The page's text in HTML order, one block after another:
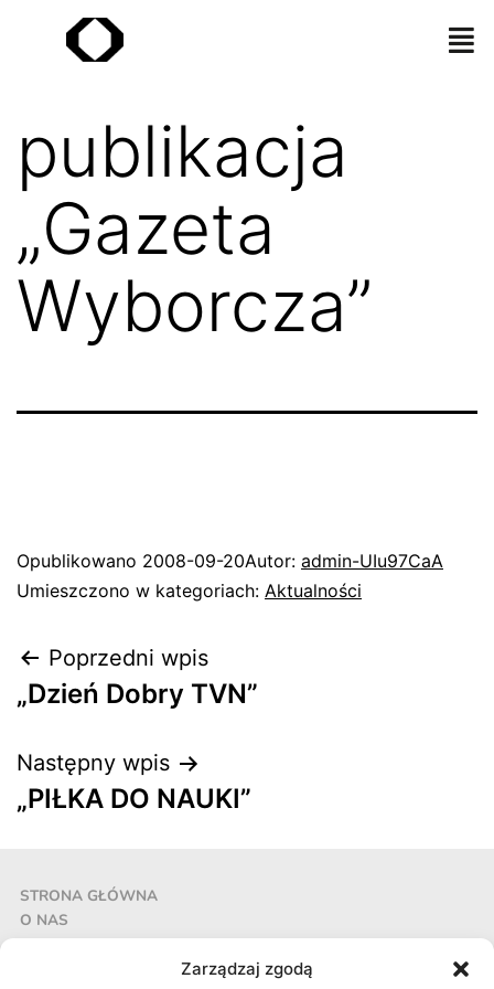
Zarządzaj zgodą
publikacja
„Gazeta
Wyborcza”
Opublikowano 2008-09-20Autor: admin-UIu97CaA
Umieszczono w kategoriach: Aktualności
Poprzedni wpis
„Dzień Dobry TVN”
Następny wpis
„PIŁKA DO NAUKI”
STRONA GŁÓWNA
O NAS
REALIZACJE